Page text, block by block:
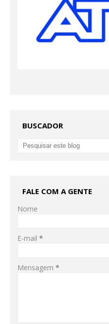
BUSCADOR
FALE COM A GENTE
Nome
E-mail *
Mensagem *